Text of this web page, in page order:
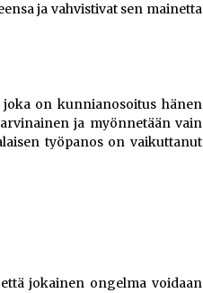
ja vahvistivat sen mainetta
on kunnianosoitus hänen
ja myönnetään vain
työpanos on vaikuttanut
jokainen ongelma voidaan